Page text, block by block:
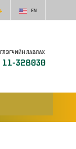
EN
ЛАВЛАХ
11-328030